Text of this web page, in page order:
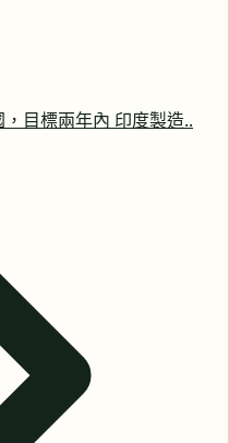
，目標兩年內 印度製造..